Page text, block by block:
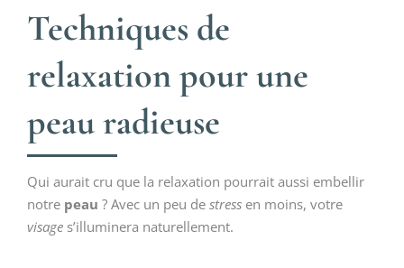
Techniques de
relaxation pour une
peau radieuse
Qui aurait cru que la relaxation pourrait aussi embellir
notre peau ? Avec un peu de stress en moins, votre
visage s’illuminera naturellement.